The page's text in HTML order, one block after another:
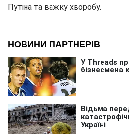
Путіна та важку хворобу.